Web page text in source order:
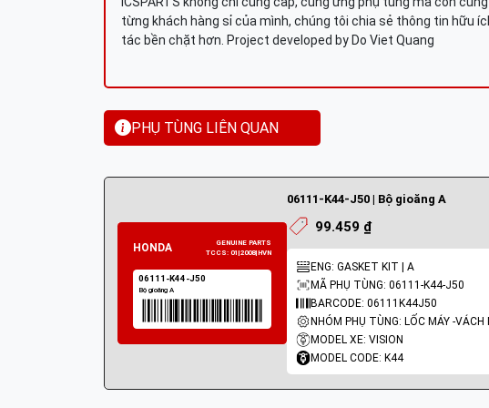
từng khách hàng sỉ của mình, chúng tôi chia sẻ thông tin hữu
tác bền chặt hơn. Project developed by Do Viet Quang
PHỤ TÙNG LIÊN QUAN
06111-K44-J50 | Bộ gioăng A
99.459 ₫
ENG: GASKET KIT | A
MÃ PHỤ TÙNG: 06111-K44-J50
BARCODE: 06111K44J50
MODEL XE: VISION
MODEL CODE: K44